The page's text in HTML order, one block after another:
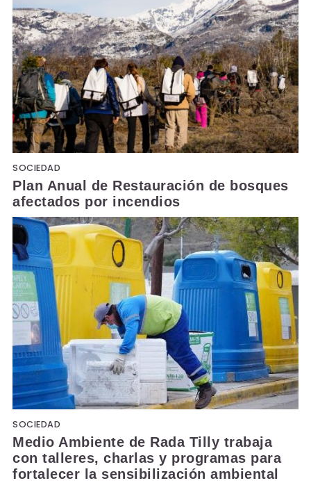
SOCIEDAD
Plan Anual de Restauración de bosques
afectados por incendios
SOCIEDAD
Medio Ambiente de Rada Tilly trabaja
con talleres, charlas y programas para
fortalecer la sensibilización ambiental